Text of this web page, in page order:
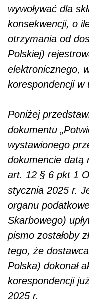
wywoływać dla
konsekwencji, o
otrzymania od
Polskiej)
elektronicznego,
korespondencji w
Poniżej
dokumentu
wystawionego
dokumencie datą
art. 12 § 6 pkt 1
stycznia 2025 r.
organu
Skarbowego)
pismo zostałoby
tego, że
Polska) dokonał
korespondencji
2025 r.